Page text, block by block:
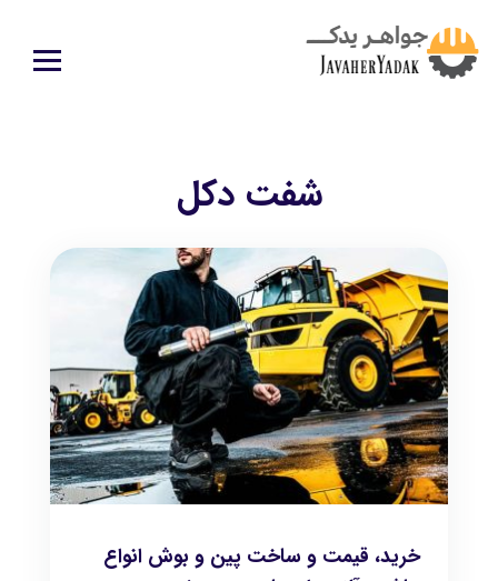
شفت دكل
خرید، قیمت و ساخت پین و بوش انواع